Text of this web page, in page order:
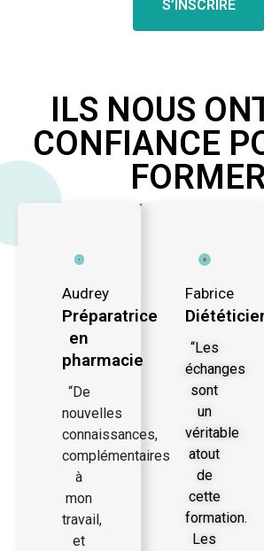
S’INSCRIRE
ILS NOUS
CONFIANCE
Audrey
Préparatrice
en
pharmacie
“De
nouvelles
connaissances,
complémentaires
à
mon
travail,
et
Fabrice
“Les
échanges
sont
un
véritable
atout
de
cette
formation.
Les